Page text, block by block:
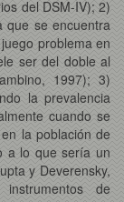
del DSM-IV); 2)
que se encuentra
problema en
ser del doble al
1997); 3)
la prevalencia
cuando se
la población de
a lo que sería un
y Deverensky,
de